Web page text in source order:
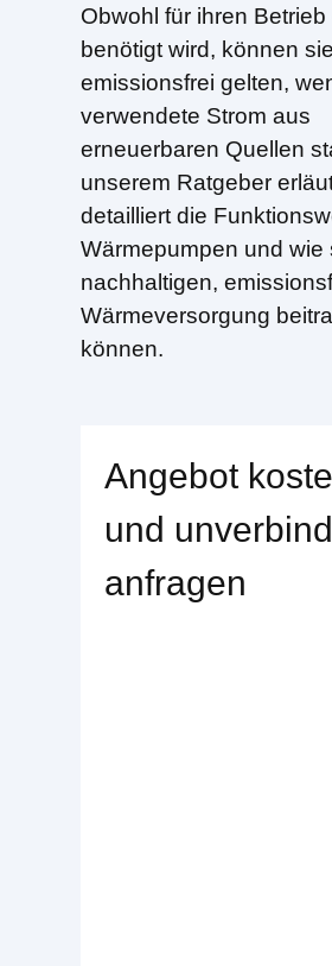
Obwohl für ihren Betrieb
benötigt wird, können
emissionsfrei gelten,
verwendete Strom aus
erneuerbaren Quellen
unserem Ratgeber
detailliert die
Wärmepumpen und wie
nachhaltigen,
Wärmeversorgung
können.
Angebot
und
anfragen